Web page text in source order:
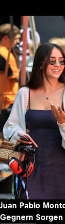
Juan Pablo
Gegnern